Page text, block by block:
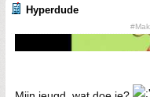
Hyperdude